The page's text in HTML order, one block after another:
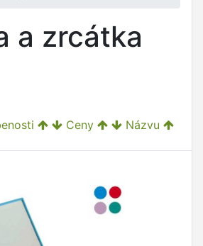
a zrcátka
Ceny Názvu